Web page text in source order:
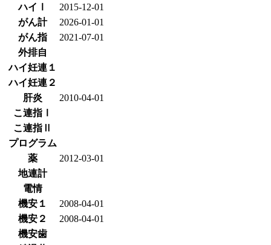
ハイⅠ
2015-12-01
がん計
2026-01-01
がん指
2021-07-01
外排自
ハイ妊連１
ハイ妊連２
肝炎
2010-04-01
こ連指Ⅰ
こ連指Ⅱ
プログラム
薬
2012-03-01
地連計
電情
機安１
2008-04-01
機安２
2008-04-01
機安歯